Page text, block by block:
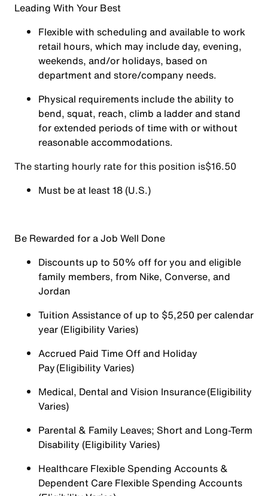
Leading With Your Best
Flexible with scheduling and available to work
retail hours, which may include day, evening,
weekends, and/or holidays, based on
department and store/company needs.
Physical requirements include the ability to
bend, squat, reach, climb a ladder and stand
for extended periods of time with or without
reasonable accommodations.
The starting hourly rate for this position isㅤ$16.50
Must be at least 18 (U.S.)
Be Rewarded for a Job Well Done
Discounts up to 50% off for you and eligible
family members, from Nike, Converse, and
Jordan
Tuition Assistance of up to $5,250 per calendar
year (Eligibility Varies)
Accrued Paid Time Off and Holiday
Pay (Eligibility Varies)
Medical, Dental and Vision Insurance (Eligibility
Varies)
Parental & Family Leaves; Short and Long-Term
Disability (Eligibility Varies)
Healthcare Flexible Spending Accounts &
Dependent Care Flexible Spending Accounts